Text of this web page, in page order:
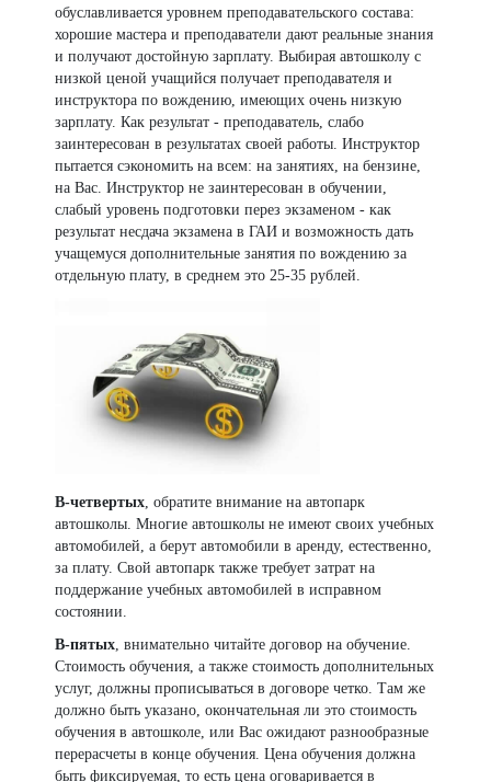
обуславливается уровнем преподавательского состава:
хорошие мастера и преподаватели дают реальные знания
и получают достойную зарплату. Выбирая автошколу с
низкой ценой учащийся получает преподавателя и
инструктора по вождению, имеющих очень низкую
зарплату. Как результат - преподаватель, слабо
заинтересован в результатах своей работы. Инструктор
пытается сэкономить на всем: на занятиях, на бензине,
на Вас. Инструктор не заинтересован в обучении,
слабый уровень подготовки перез экзаменом - как
результат несдача экзамена в ГАИ и возможность дать
учащемуся дополнительные занятия по вождению за
отдельную плату, в среднем это 25-35 рублей.
В-четвертых, обратите внимание на автопарк
автошколы. Многие автошколы не имеют своих учебных
автомобилей, а берут автомобили в аренду, естественно,
за плату. Свой автопарк также требует затрат на
поддержание учебных автомобилей в исправном
состоянии.
В-пятых, внимательно читайте договор на обучение.
Стоимость обучения, а также стоимость дополнительных
услуг, должны прописываться в договоре четко. Там же
должно быть указано, окончательная ли это стоимость
обучения в автошколе, или Вас ожидают разнообразные
перерасчеты в конце обучения. Цена обучения должна
быть фиксируемая, то есть цена оговаривается в